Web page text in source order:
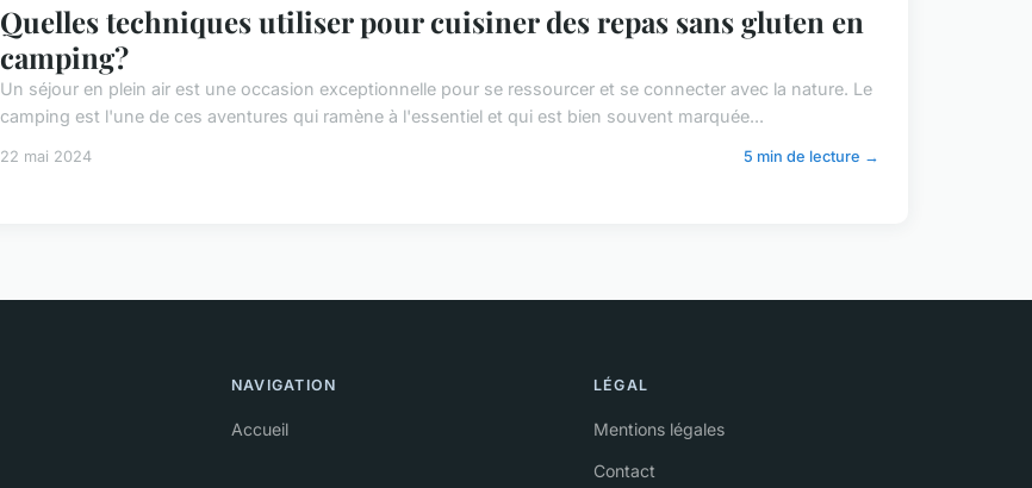
Quelles techniques utiliser pour cuisiner des repas sans gluten en
camping?
Un séjour en plein air est une occasion exceptionnelle pour se ressourcer et se connecter avec la nature. Le
camping est l'une de ces aventures qui ramène à l'essentiel et qui est bien souvent marquée...
22 mai 2024 5 min de lecture →
NAVIGATION
Accueil
LÉGAL
Mentions légales
Contact